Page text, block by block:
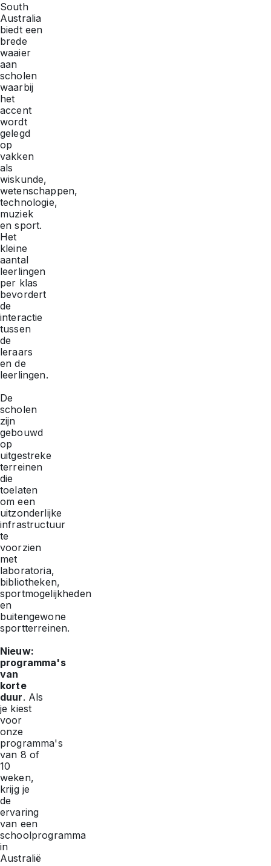
South
Australia
biedt een
brede
waaier
aan
scholen
waarbij
het
accent
wordt
gelegd
op
vakken
als
wiskunde,
wetenschappen,
technologie,
muziek
en sport.
Het
kleine
aantal
leerlingen
per klas
bevordert
de
interactie
tussen
de
leraars
en de
leerlingen.
De
scholen
zijn
gebouwd
op
uitgestreke
terreinen
die
toelaten
om een
uitzonderlijke
infrastructuur
te
voorzien
met
laboratoria,
bibliotheken,
sportmogelijkheden
en
buitengewone
sportterreinen.
Nieuw:
programma's
van
korte
duur. Als
je kiest
voor
onze
programma's
van 8 of
10
weken,
krijg je
de
ervaring
van een
schoolprogramma
in
Australië